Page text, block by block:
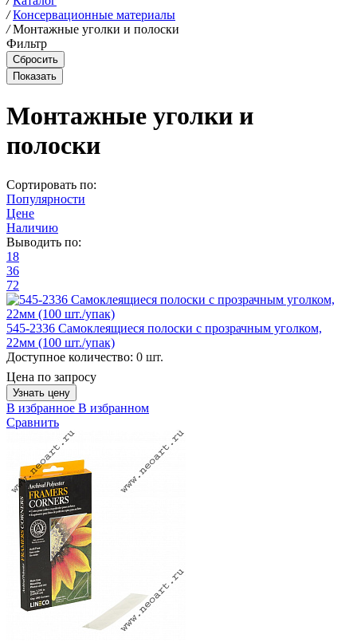
/ Консервационные материалы
/ Монтажные уголки и полоски
Фильтр
Монтажные уголки и
полоски
Сортировать по:
Популярности
Цене
Наличию
Выводить по:
18
36
72
545-2336 Самоклеящиеся полоски с прозрачным уголком,
22мм (100 шт./упак)
Доступное количество: 0 шт.
Цена по запросу
Узнать цену
В избранное В избранном
Сравнить